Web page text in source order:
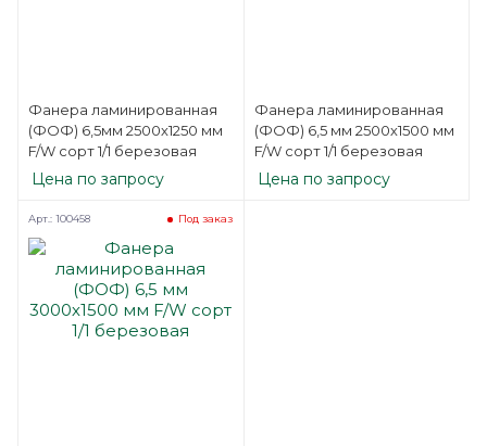
Фанера ламинированная
(ФОФ) 6,5мм 2500х1250 мм
F/W сорт 1/1 березовая
Цена по запросу
Фанера ламинированная
(ФОФ) 6,5 мм 2500х1500 мм
F/W сорт 1/1 березовая
Цена по запросу
Под заказ
Арт.: 100458